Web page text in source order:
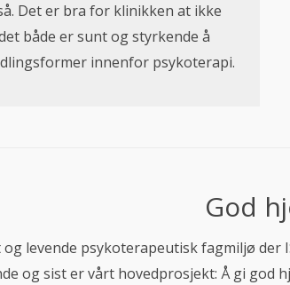
Det er bra for klinikken at ikke
både er sunt og styrkende å
innenfor psykoterapi.
God
levende psykoterapeutisk fagmiljø
og sist er vårt hovedprosjekt: Å gi god